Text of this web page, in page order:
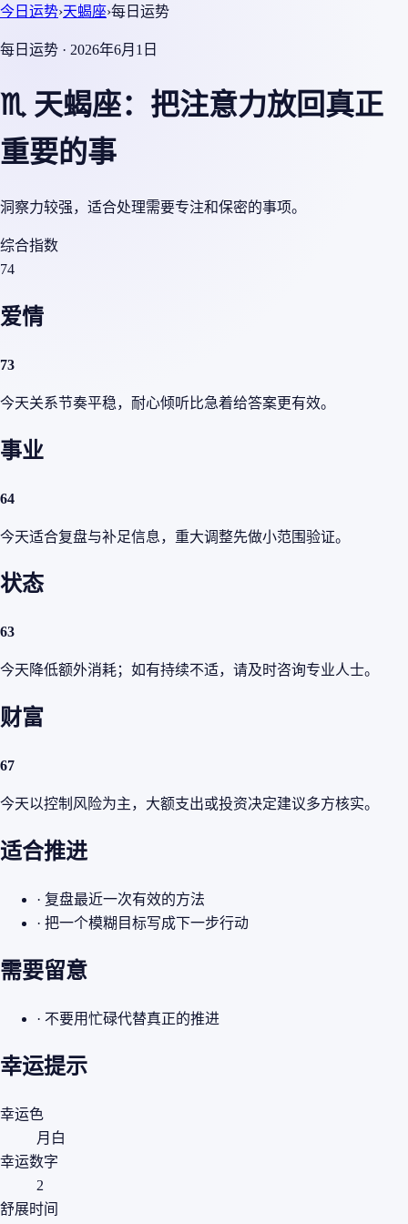
今日运势›天蝎座›每日运势
每日运势 · 2026年6月1日
♏ 天蝎座：把注意力放回真正
重要的事
洞察力较强，适合处理需要专注和保密的事项。
综合指数
74
爱情
73
今天关系节奏平稳，耐心倾听比急着给答案更有效。
事业
64
今天适合复盘与补足信息，重大调整先做小范围验证。
状态
63
今天降低额外消耗；如有持续不适，请及时咨询专业人士。
财富
67
今天以控制风险为主，大额支出或投资决定建议多方核实。
适合推进
· 复盘最近一次有效的方法
· 把一个模糊目标写成下一步行动
需要留意
· 不要用忙碌代替真正的推进
幸运提示
幸运色
月白
幸运数字
2
舒展时间